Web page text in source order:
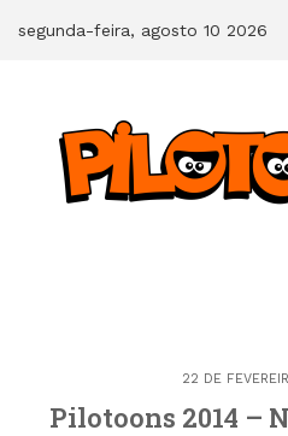
segunda-feira, agosto 10 2026
22 DE
Pilotoons 2014 –